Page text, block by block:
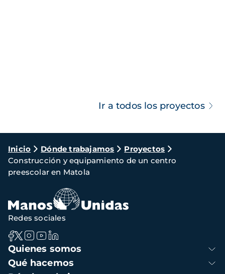
Ir a todos los proyectos
Ruta
de
navegación
Inicio Dónde trabajamos
Proyectos
Construcción y equipamiento de un centro
preescolar en Matola
Navegación
principal
Quienes somos
Qué hacemos
Redes sociales